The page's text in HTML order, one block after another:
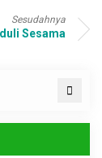
Sesudahnya
Sesama